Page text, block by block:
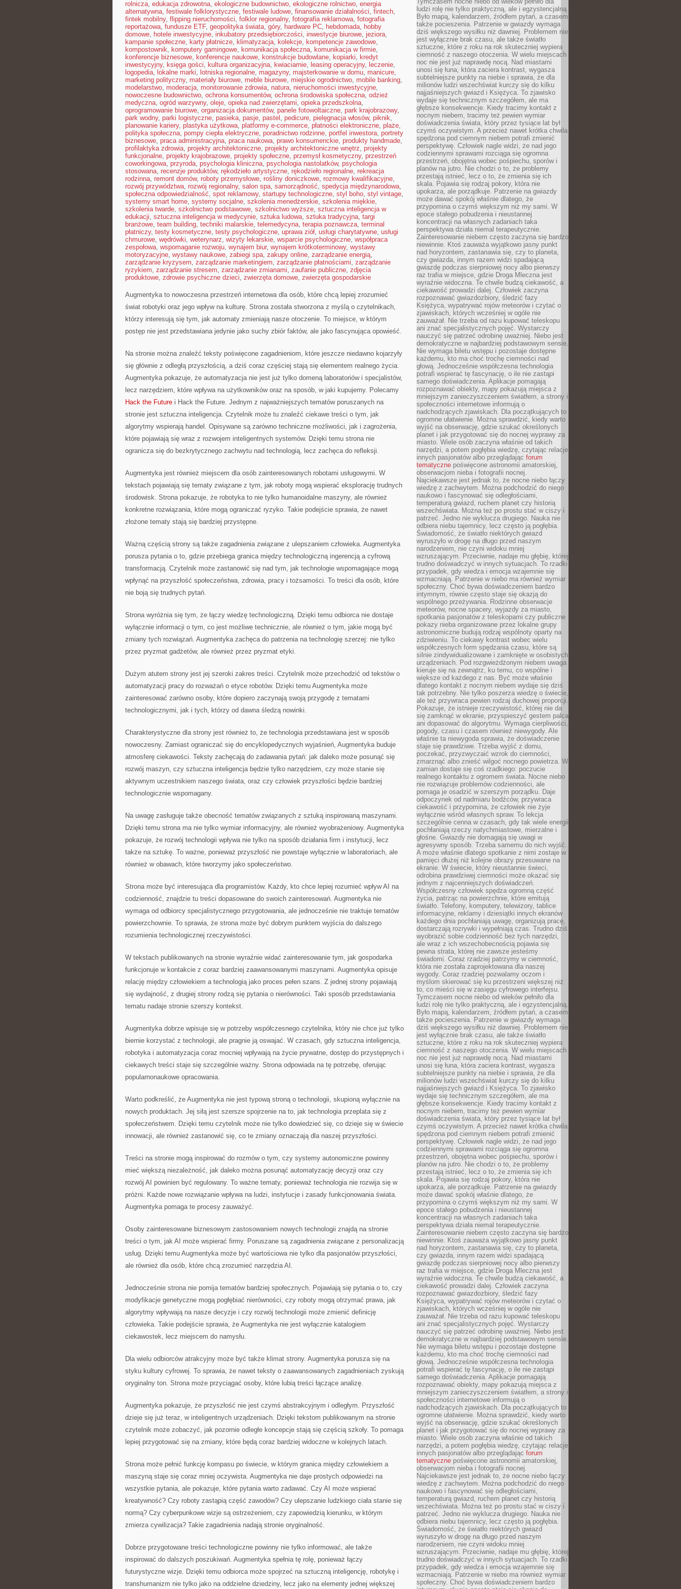
rolnicza, edukacja zdrowotna, ekologiczne budownictwo, ekologiczne rolnictwo, energia
alternatywna, festiwale folklorystyczne, festiwale ludowe, finansowanie działalności, fintech,
fintek mobilny, flipping nieruchomości, folklor regionalny, fotografia reklamowa, fotografia
reportażowa, fundusze ETF, geopolityka świata, góry, hardware PC, hebdomada, hobby
domowe, hotele inwestycyjne, inkubatory przedsiębiorczości, inwestycje biurowe, jeziora,
kampanie społeczne, karty płatnicze, klimatyzacja, kolekcje, kompetencje zawodowe,
kompostownik, komputery gamingowe, komunikacja społeczna, komunikacja w firmie,
konferencje biznesowe, konferencje naukowe, konstrukcje budowlane, kopiarki, kredyt
inwestycyjny, księga gości, kultura organizacyjna, kwiaciarnie, leasing operacyjny, leczenie,
logopedia, lokalne marki, lotniska regionalne, magazyny, majsterkowanie w domu, manicure,
marketing polityczny, materiały biurowe, meble biurowe, miejskie ogrodnictwo, mobile banking,
modelarstwo, moderacja, monitorowanie zdrowia, natura, nieruchomości inwestycyjne,
nowoczesne budownictwo, ochrona konsumentów, ochrona środowiska społeczna, odzież
medyczna, ogród warzywny, oleje, opieka nad zwierzętami, opieka przedszkolna,
oprogramowanie biurowe, organizacja dokumentów, panele fotowoltaiczne, park krajobrazowy,
park wodny, parki logistyczne, pasieka, pasje, pastel , pedicure, pielęgnacja włosów, piknik,
planowanie kariery, plastyka użytkowa, platformy e-commerce, płatności elektroniczne, plaże,
polityka społeczna, pompy ciepła elektryczne, poradnictwo rodzinne, portfel inwestora, portrety
biznesowe, praca administracyjna, praca naukowa, prawo konsumenckie, produkty handmade,
profilaktyka zdrowia, projekty architektoniczne, projekty architektoniczne wnętrz, projekty
funkcjonalne, projekty krajobrazowe, projekty społeczne, przemysł kosmetyczny, przestrzeń
coworkingowa, przyroda, psychologia kliniczna, psychologia nastolatków, psychologia
stosowana, recenzje produktów, rękodzieło artystyczne, rękodzieło regionalne, rekreacja
rodzinna, remont domów, roboty przemysłowe, rośliny doniczkowe, rozmowy kwalifikacyjne,
rozwój przywództwa, rozwój regionalny, salon spa, samorządność, spedycja międzynarodowa,
społeczna odpowiedzialność, spot reklamowy, startupy technologiczne, styl boho, styl vintage,
systemy smart home, systemy socjalne, szkolenia menedżerskie, szkolenia miękkie,
szkolenia twarde, szkolnictwo podstawowe, szkolnictwo wyższe, sztuczna inteligencja w
edukacji, sztuczna inteligencja w medycynie, sztuka ludowa, sztuka tradycyjna, targi
branżowe, team building, techniki malarskie, telemedycyna, terapia poznawcza, terminal
płatniczy, testy kosmetyczne, testy psychologiczne, uprawa ziół, usługi charytatywne, usługi
chmurowe, wędrówki, weterynarz, wizyty lekarskie, wsparcie psychologiczne, współpraca
zespołowa, wspomaganie rozwoju, wynajem biur, wynajem krótkoterminowy, wystawy
motoryzacyjne, wystawy naukowe, zabiegi spa, zakupy online, zarządzanie energią,
zarządzanie kryzysem, zarządzanie marketingiem, zarządzanie płatnościami, zarządzanie
ryzykiem, zarządzanie stresem, zarządzanie zmianami, zaufanie publiczne, zdjęcia
produktowe, zdrowie psychiczne dzieci, zwierzęta domowe, zwierzęta gospodarskie
Augmentyka to nowoczesna przestrzeń internetowa dla osób, które chcą lepiej zrozumieć
świat robotyki oraz jego wpływ na kulturę. Strona została stworzona z myślą o czytelnikach,
którzy interesują się tym, jak automaty zmieniają nasze otoczenie. To miejsce, w którym
postęp nie jest przedstawiana jedynie jako suchy zbiór faktów, ale jako fascynująca opowieść.
Na stronie można znaleźć teksty poświęcone zagadnieniom, które jeszcze niedawno kojarzyły
się głównie z odległą przyszłością, a dziś coraz częściej stają się elementem realnego życia.
Augmentyka pokazuje, że automatyzacja nie jest już tylko domeną laboratoriów i specjalistów,
lecz narzędziem, które wpływa na użytkowników oraz na sposób, w jaki kupujemy. Polecamy
Hack the Future i Hack the Future. Jednym z najważniejszych tematów poruszanych na
stronie jest sztuczna inteligencja. Czytelnik może tu znaleźć ciekawe treści o tym, jak
algorytmy wspierają handel. Opisywane są zarówno techniczne możliwości, jak i zagrożenia,
które pojawiają się wraz z rozwojem inteligentnych systemów. Dzięki temu strona nie
ogranicza się do bezkrytycznego zachwytu nad technologią, lecz zachęca do refleksji.
Augmentyka jest również miejscem dla osób zainteresowanych robotami usługowymi. W
tekstach pojawiają się tematy związane z tym, jak roboty mogą wspierać eksplorację trudnych
środowisk. Strona pokazuje, że robotyka to nie tylko humanoidalne maszyny, ale również
konkretne rozwiązania, które mogą ograniczać ryzyko. Takie podejście sprawia, że nawet
złożone tematy stają się bardziej przystępne.
Ważną częścią strony są także zagadnienia związane z ulepszaniem człowieka. Augmentyka
porusza pytania o to, gdzie przebiega granica między technologiczną ingerencją a cyfrową
transformacją. Czytelnik może zastanowić się nad tym, jak technologie wspomagające mogą
wpłynąć na przyszłość społeczeństwa, zdrowia, pracy i tożsamości. To treści dla osób, które
nie boją się trudnych pytań.
Strona wyróżnia się tym, że łączy wiedzę technologiczną. Dzięki temu odbiorca nie dostaje
wyłącznie informacji o tym, co jest możliwe technicznie, ale również o tym, jakie mogą być
zmiany tych rozwiązań. Augmentyka zachęca do patrzenia na technologię szerzej: nie tylko
przez pryzmat gadżetów, ale również przez pryzmat etyki.
Dużym atutem strony jest jej szeroki zakres treści. Czytelnik może przechodzić od tekstów o
automatyzacji pracy do rozważań o etyce robotów. Dzięki temu Augmentyka może
zainteresować zarówno osoby, które dopiero zaczynają swoją przygodę z tematami
technologicznymi, jak i tych, którzy od dawna śledzą nowinki.
Charakterystyczne dla strony jest również to, że technologia przedstawiana jest w sposób
nowoczesny. Zamiast ograniczać się do encyklopedycznych wyjaśnień, Augmentyka buduje
atmosferę ciekawości. Teksty zachęcają do zadawania pytań: jak daleko może posunąć się
rozwój maszyn, czy sztuczna inteligencja będzie tylko narzędziem, czy może stanie się
aktywnym uczestnikiem naszego świata, oraz czy człowiek przyszłości będzie bardziej
technologicznie wspomagany.
Na uwagę zasługuje także obecność tematów związanych z sztuką inspirowaną maszynami.
Dzięki temu strona ma nie tylko wymiar informacyjny, ale również wyobrażeniowy. Augmentyka
pokazuje, że rozwój technologii wpływa nie tylko na sposób działania firm i instytucji, lecz
także na sztukę. To ważne, ponieważ przyszłość nie powstaje wyłącznie w laboratoriach, ale
również w obawach, które tworzymy jako społeczeństwo.
Strona może być interesująca dla programistów. Każdy, kto chce lepiej rozumieć wpływ AI na
codzienność, znajdzie tu treści dopasowane do swoich zainteresowań. Augmentyka nie
wymaga od odbiorcy specjalistycznego przygotowania, ale jednocześnie nie traktuje tematów
powierzchownie. To sprawia, że strona może być dobrym punktem wyjścia do dalszego
rozumienia technologicznej rzeczywistości.
W tekstach publikowanych na stronie wyraźnie widać zainteresowanie tym, jak gospodarka
funkcjonuje w kontakcie z coraz bardziej zaawansowanymi maszynami. Augmentyka opisuje
relację między człowiekiem a technologią jako proces pełen szans. Z jednej strony pojawiają
się wydajność, z drugiej strony rodzą się pytania o nierówności. Taki sposób przedstawiania
tematu nadaje stronie szerszy kontekst.
Augmentyka dobrze wpisuje się w potrzeby współczesnego czytelnika, który nie chce już tylko
biernie korzystać z technologii, ale pragnie ją oswajać. W czasach, gdy sztuczna inteligencja,
robotyka i automatyzacja coraz mocniej wpływają na życie prywatne, dostęp do przystępnych i
ciekawych treści staje się szczególnie ważny. Strona odpowiada na tę potrzebę, oferując
popularnonaukowe opracowania.
Warto podkreślić, że Augmentyka nie jest typową stroną o technologii, skupioną wyłącznie na
nowych produktach. Jej siłą jest szersze spojrzenie na to, jak technologia przeplata się z
społeczeństwem. Dzięki temu czytelnik może nie tylko dowiedzieć się, co dzieje się w świecie
innowacji, ale również zastanowić się, co te zmiany oznaczają dla naszej przyszłości.
Treści na stronie mogą inspirować do rozmów o tym, czy systemy autonomiczne powinny
mieć większą niezależność, jak daleko można posunąć automatyzację decyzji oraz czy
rozwój AI powinien być regulowany. To ważne tematy, ponieważ technologia nie rozwija się w
próżni. Każde nowe rozwiązanie wpływa na ludzi, instytucje i zasady funkcjonowania świata.
Augmentyka pomaga te procesy zauważyć.
Osoby zainteresowane biznesowym zastosowaniem nowych technologii znajdą na stronie
treści o tym, jak AI może wspierać firmy. Poruszane są zagadnienia związane z personalizacją
usług. Dzięki temu Augmentyka może być wartościowa nie tylko dla pasjonatów przyszłości,
ale również dla osób, które chcą zrozumieć narzędzia AI.
Jednocześnie strona nie pomija tematów bardziej społecznych. Pojawiają się pytania o to, czy
modyfikacje genetyczne mogą pogłębiać nierówności, czy roboty mogą otrzymać prawa, jak
algorytmy wpływają na nasze decyzje i czy rozwój technologii może zmienić definicję
człowieka. Takie podejście sprawia, że Augmentyka nie jest wyłącznie katalogiem
ciekawostek, lecz miejscem do namysłu.
Dla wielu odbiorców atrakcyjny może być także klimat strony. Augmentyka porusza się na
styku kultury cyfrowej. To sprawia, że nawet teksty o zaawansowanych zagadnieniach zyskują
oryginalny ton. Strona może przyciągać osoby, które lubią treści łączące analizę.
Augmentyka pokazuje, że przyszłość nie jest czymś abstrakcyjnym i odległym. Przyszłość
dzieje się już teraz, w inteligentnych urządzeniach. Dzięki tekstom publikowanym na stronie
czytelnik może zobaczyć, jak pozornie odległe koncepcje stają się częścią szkoły. To pomaga
lepiej przygotować się na zmiany, które będą coraz bardziej widoczne w kolejnych latach.
Strona może pełnić funkcję kompasu po świecie, w którym granica między człowiekiem a
maszyną staje się coraz mniej oczywista. Augmentyka nie daje prostych odpowiedzi na
wszystkie pytania, ale pokazuje, które pytania warto zadawać. Czy AI może wspierać
kreatywność? Czy roboty zastąpią część zawodów? Czy ulepszanie ludzkiego ciała stanie się
normą? Czy cyberpunkowe wizje są ostrzeżeniem, czy zapowiedzią kierunku, w którym
zmierza cywilizacja? Takie zagadnienia nadają stronie oryginalność.
Dobrze przygotowane treści technologiczne powinny nie tylko informować, ale także
inspirować do dalszych poszukiwań. Augmentyka spełnia tę rolę, ponieważ łączy
futurystyczne wizje. Dzięki temu odbiorca może spojrzeć na sztuczną inteligencję, robotykę i
transhumanizm nie tylko jako na oddzielne dziedziny, lecz jako na elementy jednej większej
ludzi rolę nie tylko praktyczną, ale i egzystencjalną.
Było mapą, kalendarzem, źródłem pytań, a czasem
także pocieszenia. Patrzenie w gwiazdy wymaga
dziś większego wysiłku niż dawniej. Problemem nie
jest wyłącznie brak czasu, ale także światło
sztuczne, które z roku na rok skuteczniej wypiera
ciemność z naszego otoczenia. W wielu miejscach
noc nie jest już naprawdę nocą. Nad miastami
unosi się łuna, która zaciera kontrast, wygasza
subtelniejsze punkty na niebie i sprawia, że dla
milionów ludzi wszechświat kurczy się do kilku
najjaśniejszych gwiazd i Księżyca. To zjawisko
wydaje się technicznym szczegółem, ale ma
głębsze konsekwencje. Kiedy tracimy kontakt z
nocnym niebem, tracimy też pewien wymiar
doświadczenia świata, który przez tysiące lat był
czymś oczywistym. A przecież nawet krótka chwila
spędzona pod ciemnym niebem potrafi zmienić
perspektywę. Człowiek nagle widzi, że nad jego
codziennymi sprawami rozciąga się ogromna
przestrzeń, obojętna wobec pośpiechu, sporów i
planów na jutro. Nie chodzi o to, że problemy
przestają istnieć, lecz o to, że zmienia się ich
skala. Pojawia się rodzaj pokory, która nie
upokarza, ale porządkuje. Patrzenie na gwiazdy
może dawać spokój właśnie dlatego, że
przypomina o czymś większym niż my sami. W
epoce stałego pobudzenia i nieustannej
koncentracji na własnych zadaniach taka
perspektywa działa niemal terapeutycznie.
Zainteresowanie niebem często zaczyna się bardzo
niewinnie. Ktoś zauważa wyjątkowo jasny punkt
nad horyzontem, zastanawia się, czy to planeta,
czy gwiazda, innym razem widzi spadającą
gwiazdę podczas sierpniowej nocy albo pierwszy
raz trafia w miejsce, gdzie Droga Mleczna jest
wyraźnie widoczna. Te chwile budzą ciekawość, a
ciekawość prowadzi dalej. Człowiek zaczyna
rozpoznawać gwiazdozbiory, śledzić fazy
Księżyca, wypatrywać rojów meteorów i czytać o
zjawiskach, których wcześniej w ogóle nie
zauważał. Nie trzeba od razu kupować teleskopu
ani znać specjalistycznych pojęć. Wystarczy
nauczyć się patrzeć odrobinę uważniej. Niebo jest
demokratyczne w najbardziej podstawowym sensie.
Nie wymaga biletu wstępu i pozostaje dostępne
każdemu, kto ma choć trochę ciemności nad
głową. Jednocześnie współczesna technologia
potrafi wspierać tę fascynację, o ile nie zastąpi
samego doświadczenia. Aplikacje pomagają
rozpoznawać obiekty, mapy pokazują miejsca z
mniejszym zanieczyszczeniem światłem, a strony i
społeczności internetowe informują o
nadchodzących zjawiskach. Dla początkujących to
ogromne ułatwienie. Można sprawdzić, kiedy warto
wyjść na obserwację, gdzie szukać określonych
planet i jak przygotować się do nocnej wyprawy za
miasto. Wiele osób zaczyna właśnie od takich
narzędzi, a potem pogłębia wiedzę, czytając relacje
innych pasjonatów albo przeglądając forum
tematyczne poświęcone astronomii amatorskiej,
obserwacjom nieba i fotografii nocnej.
Najciekawsze jest jednak to, że nocne niebo łączy
wiedzę z zachwytem. Można podchodzić do niego
naukowo i fascynować się odległościami,
temperaturą gwiazd, ruchem planet czy historią
wszechświata. Można też po prostu stać w ciszy i
patrzeć. Jedno nie wyklucza drugiego. Nauka nie
odbiera niebu tajemnicy, lecz często ją pogłębia.
Świadomość, że światło niektórych gwiazd
wyruszyło w drogę na długo przed naszym
narodzeniem, nie czyni widoku mniej
wzruszającym. Przeciwnie, nadaje mu głębię, której
trudno doświadczyć w innych sytuacjach. To rzadki
przypadek, gdy wiedza i emocja wzajemnie się
wzmacniają. Patrzenie w niebo ma również wymiar
społeczny. Choć bywa doświadczeniem bardzo
intymnym, równie często staje się okazją do
wspólnego przeżywania. Rodzinne obserwacje
meteorów, nocne spacery, wyjazdy za miasto,
spotkania pasjonatów z teleskopami czy publiczne
pokazy nieba organizowane przez lokalne grupy
astronomiczne budują rodzaj wspólnoty oparty na
zdziwieniu. To ciekawy kontrast wobec wielu
współczesnych form spędzania czasu, które są
silnie zindywidualizowane i zamknięte w osobistych
urządzeniach. Pod rozgwieżdżonym niebem uwaga
kieruje się na zewnątrz, ku temu, co wspólne i
większe od każdego z nas. Być może właśnie
dlatego kontakt z nocnym niebem wydaje się dziś
tak potrzebny. Nie tylko poszerza wiedzę o świecie,
ale też przywraca pewien rodzaj duchowej proporcji.
Pokazuje, że istnieje rzeczywistość, której nie da
się zamknąć w ekranie, przyspieszyć gestem palca
ani dopasować do algorytmu. Wymaga cierpliwości,
pogody, czasu i czasem również niewygody. Ale
właśnie ta niewygoda sprawia, że doświadczenie
staje się prawdziwe. Trzeba wyjść z domu,
poczekać, przyzwyczaić wzrok do ciemności,
zmarznąć albo znieść wilgoć nocnego powietrza. W
zamian dostaje się coś rzadkiego: poczucie
realnego kontaktu z ogromem świata. Nocne niebo
nie rozwiązuje problemów codzienności, ale
pomaga je osadzić w szerszym porządku. Daje
odpoczynek od nadmiaru bodźców, przywraca
ciekawość i przypomina, że człowiek nie żyje
wyłącznie wśród własnych spraw. To lekcja
szczególnie cenna w czasach, gdy tak wiele energii
pochłaniają rzeczy natychmiastowe, mierzalne i
głośne. Gwiazdy nie domagają się uwagi w
agresywny sposób. Trzeba samemu do nich wyjść.
A może właśnie dlatego spotkanie z nimi zostaje w
pamięci dłużej niż kolejne obrazy przesuwane na
ekranie. W świecie, który nieustannie świeci,
odrobina prawdziwej ciemności może okazać się
jednym z najcenniejszych doświadczeń.
Współczesny człowiek spędza ogromną część
życia, patrząc na powierzchnie, które emitują
światło. Telefony, komputery, telewizory, tablice
informacyjne, reklamy i dziesiątki innych ekranów
każdego dnia pochłaniają uwagę, organizują pracę,
dostarczają rozrywki i wypełniają czas. Trudno dziś
wyobrazić sobie codzienność bez tych narzędzi,
ale wraz z ich wszechobecnością pojawia się
pewna strata, której nie zawsze jesteśmy
świadomi. Coraz rzadziej patrzymy w ciemność,
która nie została zaprojektowana dla naszej
wygody. Coraz rzadziej pozwalamy oczom i
myślom skierować się ku przestrzeni większej niż
to, co mieści się w zasięgu cyfrowego interfejsu.
Tymczasem nocne niebo od wieków pełniło dla
ludzi rolę nie tylko praktyczną, ale i egzystencjalną.
Było mapą, kalendarzem, źródłem pytań, a czasem
także pocieszenia. Patrzenie w gwiazdy wymaga
dziś większego wysiłku niż dawniej. Problemem nie
jest wyłącznie brak czasu, ale także światło
sztuczne, które z roku na rok skuteczniej wypiera
ciemność z naszego otoczenia. W wielu miejscach
noc nie jest już naprawdę nocą. Nad miastami
unosi się łuna, która zaciera kontrast, wygasza
subtelniejsze punkty na niebie i sprawia, że dla
milionów ludzi wszechświat kurczy się do kilku
najjaśniejszych gwiazd i Księżyca. To zjawisko
wydaje się technicznym szczegółem, ale ma
głębsze konsekwencje. Kiedy tracimy kontakt z
nocnym niebem, tracimy też pewien wymiar
doświadczenia świata, który przez tysiące lat był
czymś oczywistym. A przecież nawet krótka chwila
spędzona pod ciemnym niebem potrafi zmienić
perspektywę. Człowiek nagle widzi, że nad jego
codziennymi sprawami rozciąga się ogromna
przestrzeń, obojętna wobec pośpiechu, sporów i
planów na jutro. Nie chodzi o to, że problemy
przestają istnieć, lecz o to, że zmienia się ich
skala. Pojawia się rodzaj pokory, która nie
upokarza, ale porządkuje. Patrzenie na gwiazdy
może dawać spokój właśnie dlatego, że
przypomina o czymś większym niż my sami. W
epoce stałego pobudzenia i nieustannej
koncentracji na własnych zadaniach taka
perspektywa działa niemal terapeutycznie.
Zainteresowanie niebem często zaczyna się bardzo
niewinnie. Ktoś zauważa wyjątkowo jasny punkt
nad horyzontem, zastanawia się, czy to planeta,
czy gwiazda, innym razem widzi spadającą
gwiazdę podczas sierpniowej nocy albo pierwszy
raz trafia w miejsce, gdzie Droga Mleczna jest
wyraźnie widoczna. Te chwile budzą ciekawość, a
ciekawość prowadzi dalej. Człowiek zaczyna
rozpoznawać gwiazdozbiory, śledzić fazy
Księżyca, wypatrywać rojów meteorów i czytać o
zjawiskach, których wcześniej w ogóle nie
zauważał. Nie trzeba od razu kupować teleskopu
ani znać specjalistycznych pojęć. Wystarczy
nauczyć się patrzeć odrobinę uważniej. Niebo jest
demokratyczne w najbardziej podstawowym sensie.
Nie wymaga biletu wstępu i pozostaje dostępne
każdemu, kto ma choć trochę ciemności nad
głową. Jednocześnie współczesna technologia
potrafi wspierać tę fascynację, o ile nie zastąpi
samego doświadczenia. Aplikacje pomagają
rozpoznawać obiekty, mapy pokazują miejsca z
mniejszym zanieczyszczeniem światłem, a strony i
społeczności internetowe informują o
nadchodzących zjawiskach. Dla początkujących to
ogromne ułatwienie. Można sprawdzić, kiedy warto
wyjść na obserwację, gdzie szukać określonych
planet i jak przygotować się do nocnej wyprawy za
miasto. Wiele osób zaczyna właśnie od takich
narzędzi, a potem pogłębia wiedzę, czytając relacje
innych pasjonatów albo przeglądając forum
tematyczne poświęcone astronomii amatorskiej,
obserwacjom nieba i fotografii nocnej.
Najciekawsze jest jednak to, że nocne niebo łączy
wiedzę z zachwytem. Można podchodzić do niego
naukowo i fascynować się odległościami,
temperaturą gwiazd, ruchem planet czy historią
wszechświata. Można też po prostu stać w ciszy i
patrzeć. Jedno nie wyklucza drugiego. Nauka nie
odbiera niebu tajemnicy, lecz często ją pogłębia.
Świadomość, że światło niektórych gwiazd
wyruszyło w drogę na długo przed naszym
narodzeniem, nie czyni widoku mniej
wzruszającym. Przeciwnie, nadaje mu głębię, której
trudno doświadczyć w innych sytuacjach. To rzadki
przypadek, gdy wiedza i emocja wzajemnie się
wzmacniają. Patrzenie w niebo ma również wymiar
społeczny. Choć bywa doświadczeniem bardzo